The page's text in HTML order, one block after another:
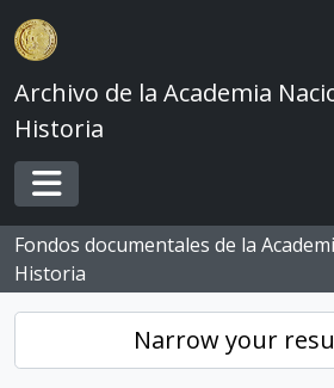
Skip to main content
Archivo de la Academia
Historia
Toggle navigation
Fondos documentales de la
Historia
Narrow your